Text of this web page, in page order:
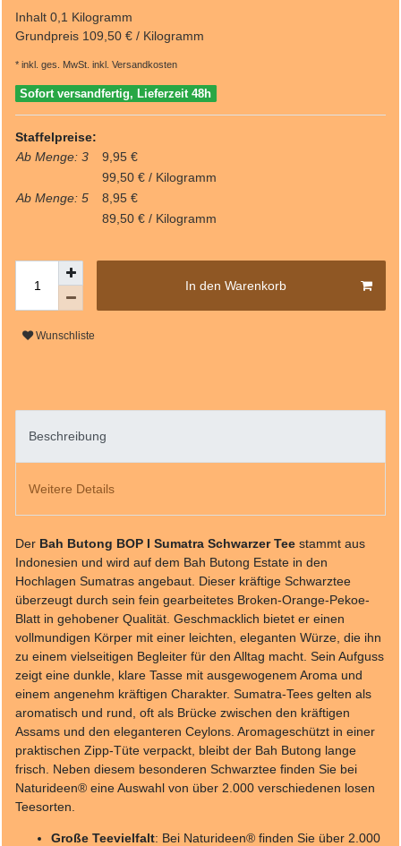
Inhalt 0,1 Kilogramm
Grundpreis 109,50 € / Kilogramm
* inkl. ges. MwSt. inkl. Versandkosten
Sofort versandfertig, Lieferzeit 48h
Staffelpreise:
Ab Menge: 3
9,95 €
99,50 € / Kilogramm
Ab Menge: 5
8,95 €
89,50 € / Kilogramm
In den Warenkorb
Wunschliste
Beschreibung
Weitere Details
Der Bah Butong BOP I Sumatra Schwarzer Tee stammt aus
Indonesien und wird auf dem Bah Butong Estate in den
Hochlagen Sumatras angebaut. Dieser kräftige Schwarztee
überzeugt durch sein fein gearbeitetes Broken-Orange-Pekoe-
Blatt in gehobener Qualität. Geschmacklich bietet er einen
vollmundigen Körper mit einer leichten, eleganten Würze, die ihn
zu einem vielseitigen Begleiter für den Alltag macht. Sein Aufguss
zeigt eine dunkle, klare Tasse mit ausgewogenem Aroma und
einem angenehm kräftigen Charakter. Sumatra-Tees gelten als
aromatisch und rund, oft als Brücke zwischen den kräftigen
Assams und den eleganteren Ceylons. Aromageschützt in einer
praktischen Zipp-Tüte verpackt, bleibt der Bah Butong lange
frisch. Neben diesem besonderen Schwarztee finden Sie bei
Naturideen® eine Auswahl von über 2.000 verschiedenen losen
Teesorten.
Große Teevielfalt: Bei Naturideen® finden Sie über 2.000